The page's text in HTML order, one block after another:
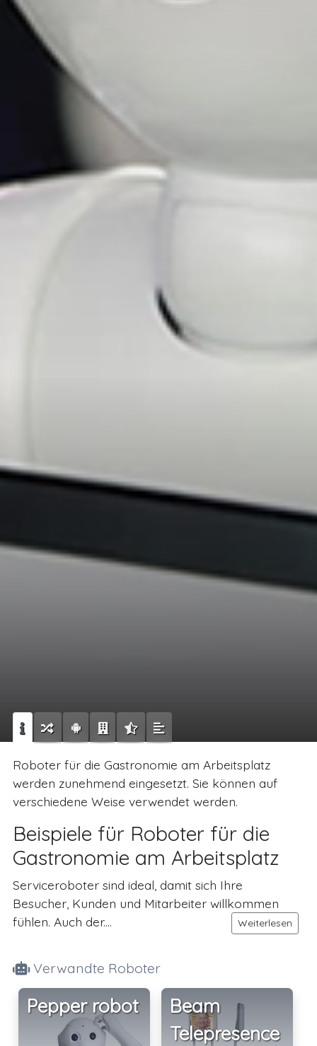
Roboter für die Gastronomie am Arbeitsplatz
werden zunehmend eingesetzt. Sie können auf
verschiedene Weise verwendet werden.
Beispiele für Roboter für die
Gastronomie am Arbeitsplatz
Serviceroboter sind ideal, damit sich Ihre
Besucher, Kunden und Mitarbeiter willkommen
fühlen. Auch der....
Weiterlesen
Verwandte Roboter
Pepper robot
Beam
Telepresence